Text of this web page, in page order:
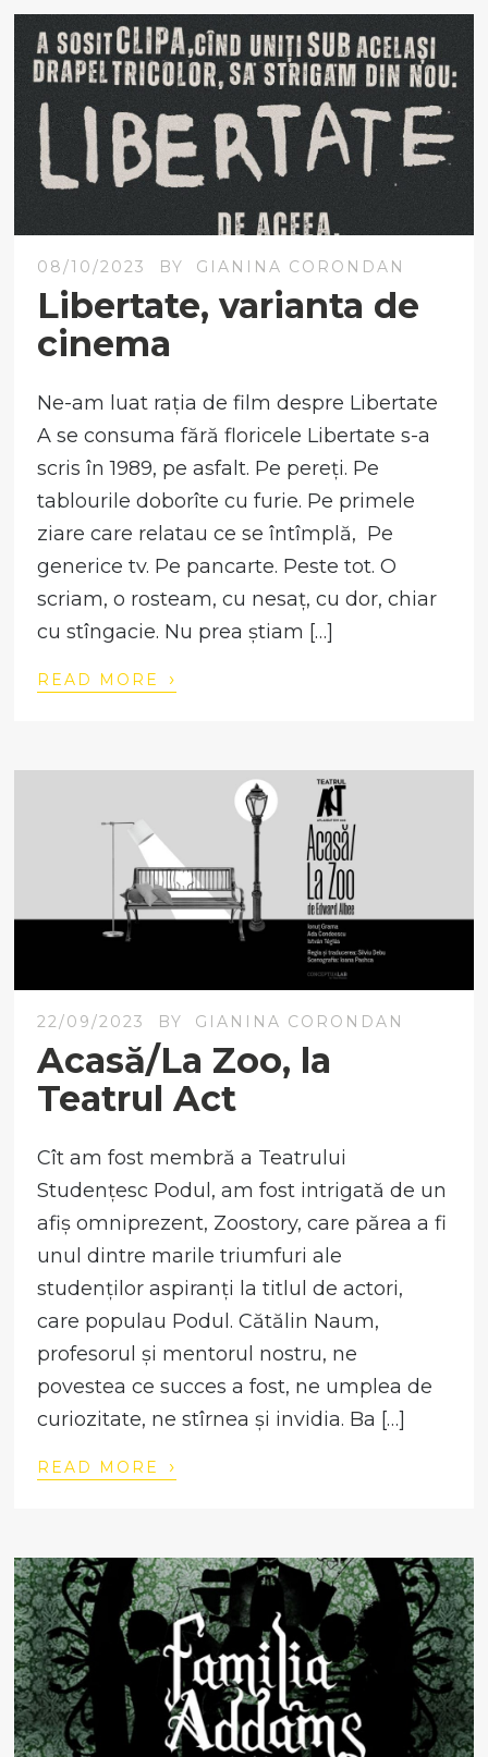
08/10/2023 BY GIANINA CORONDAN
Libertate, varianta de
cinema
Ne-am luat rația de film despre Libertate
A se consuma fără floricele Libertate s-a
scris în 1989, pe asfalt. Pe pereți. Pe
tablourile doborîte cu furie. Pe primele
ziare care relatau ce se întîmplă, Pe
generice tv. Pe pancarte. Peste tot. O
scriam, o rosteam, cu nesaț, cu dor, chiar
cu stîngacie. Nu prea știam […]
READ MORE ›
22/09/2023 BY GIANINA CORONDAN
Acasă/La Zoo, la
Teatrul Act
Cît am fost membră a Teatrului
Studențesc Podul, am fost intrigată de un
afiș omniprezent, Zoostory, care părea a fi
unul dintre marile triumfuri ale
studenților aspiranți la titlul de actori,
care populau Podul. Cătălin Naum,
profesorul și mentorul nostru, ne
povestea ce succes a fost, ne umplea de
curiozitate, ne stîrnea și invidia. Ba […]
READ MORE ›